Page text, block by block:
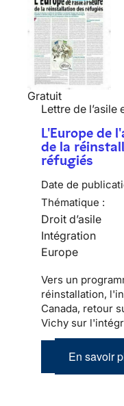
Gratuit
Lettre de l’asile
L'Europe de
de la
réfugiés
Date de
Thématique :
Droit d’asile
Intégration
Europe
Vers un
réinstallation,
Canada, retour
Vichy sur
En savoir